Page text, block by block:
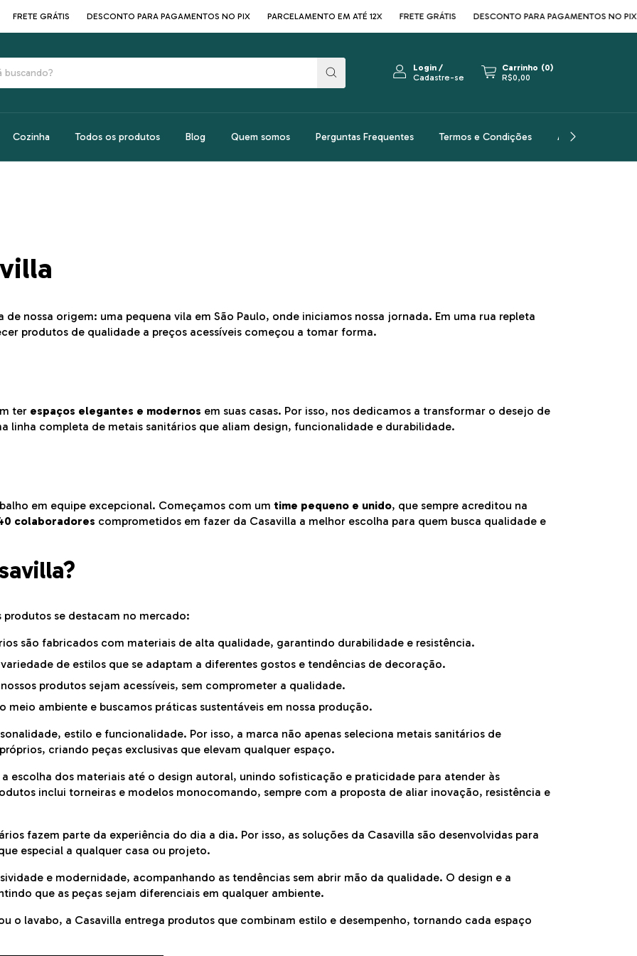
GRÁTIS DESCONTO PARA PAGAMENTOS NO PIX PARCELAMENTO EM ATÉ 12X FRETE GRÁTIS DESCONTO PARA PAGAMENTOS NO PIX
Login/
Cadastre-se
Carrinho (0)
R$0,00
Cozinha Todos os produtos Blog Quem somos Perguntas Frequentes Termos e Condições Arquitetos
nossa origem: uma pequena vila em São Paulo, onde iniciamos nossa jornada. Em uma rua repleta
produtos de qualidade a preços acessíveis começou a tomar forma.
ter espaços elegantes e modernos em suas casas. Por isso, nos dedicamos a transformar o desejo de
linha completa de metais sanitários que aliam design, funcionalidade e durabilidade.
em equipe excepcional. Começamos com um time pequeno e unido, que sempre acreditou na
colaboradores comprometidos em fazer da Casavilla a melhor escolha para quem busca qualidade e
produtos se destacam no mercado:
são fabricados com materiais de alta qualidade, garantindo durabilidade e resistência.
de estilos que se adaptam a diferentes gostos e tendências de decoração.
produtos sejam acessíveis, sem comprometer a qualidade.
meio ambiente e buscamos práticas sustentáveis em nossa produção.
estilo e funcionalidade. Por isso, a marca não apenas seleciona metais sanitários de
criando peças exclusivas que elevam qualquer espaço.
escolha dos materiais até o design autoral, unindo sofisticação e praticidade para atender às
inclui torneiras e modelos monocomando, sempre com a proposta de aliar inovação, resistência e
fazem parte da experiência do dia a dia. Por isso, as soluções da Casavilla são desenvolvidas para
especial a qualquer casa ou projeto.
e modernidade, acompanhando as tendências sem abrir mão da qualidade. O design e a
que as peças sejam diferenciais em qualquer ambiente.
o lavabo, a Casavilla entrega produtos que combinam estilo e desempenho, tornando cada espaço